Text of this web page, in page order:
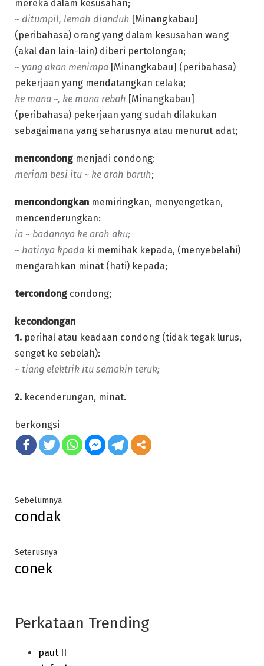
mereka dalam kesusahan;
~ ditumpil, lemah dianduh [Minangkabau]
(peribahasa) orang yang dalam kesusahan wang
(akal dan lain-lain) diberi pertolongan;
~ yang akan menimpa [Minangkabau] (peribahasa)
pekerjaan yang mendatangkan celaka;
ke mana ~, ke mana rebah [Minangkabau]
(peribahasa) pekerjaan yang sudah dilakukan
sebagaimana yang seharusnya atau menurut adat;
mencondong menjadi condong:
meriam besi itu ~ ke arah baruh;
mencondongkan memiringkan, menyengetkan,
mencenderungkan:
ia ~ badannya ke arah aku;
~ hatinya kpada ki memihak kepada, (menyebelahi)
mengarahkan minat (hati) kepada;
tercondong condong;
kecondongan
1. perihal atau keadaan condong (tidak tegak lurus,
senget ke sebelah):
~ tiang elektrik itu semakin teruk;
2. kecenderungan, minat.
berkongsi
Post
navigation
Sebelumnya
condak
Seterusnya
conek
Perkataan Trending